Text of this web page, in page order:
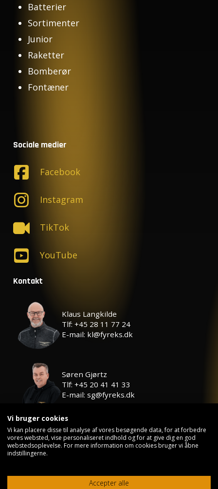
Batterier
Sortimenter
Junior
Raketter
Bomberør
Fontæner
Sociale medier
Facebook
Instagram
TikTok
YouTube
Kontakt
Klaus Langkilde
Tlf: +45 28 11 77 24
E-mail: kl@fyreks.dk
Søren Gjørtz
Tlf: +45 20 41 41 33
E-mail: sg@fyreks.dk
©2026First Class Fireworks
Kontakt
Vi bruger cookies
Vi kan placere disse til analyse af vores besøgende data, for at forbedre
vores websted, vise personaliseret indhold og for at give dig en god
webstedsoplevelse. For mere information om cookies bruger vi åbne
indstillingerne.
Accepter alle